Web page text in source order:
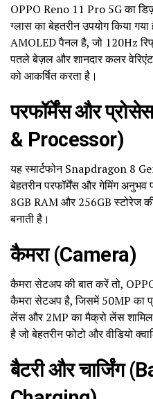
OPPO Reno 11 Pro 5G का
ग्लास का बेहतरीन उपयोग किया
AMOLED पैनल है, जो 120Hz
पतले बेज़ल और शानदार कलर
को आकर्षित करता है।
परफॉर्मेंस और
& Processor)
यह स्मार्टफोन Snapdragon 8
बेहतरीन परफॉर्मेंस और गेमिंग
8GB RAM और 256GB स्टोरेज की
बनाती है।
कैमरा (Camera)
कैमरा सेटअप की बात करें तो,
कैमरा सेटअप है, जिसमें 50MP का
लेंस और 2MP का मैक्रो लेंस
है जो बेहतरीन फोटो और वीडियो
बैटरी और चार्जिंग